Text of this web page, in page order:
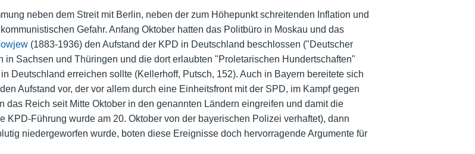
neben dem Streit mit Berlin, neben der zum Höhepunkt schreitenden Inflation und
Gefahr. Anfang Oktober hatten das Politbüro in Moskau und das
(1883-1936) den Aufstand der KPD in Deutschland beschlossen ("Deutscher
Sachsen und Thüringen und die dort erlaubten "Proletarischen Hundertschaften"
Deutschland erreichen sollte (Kellerhoff, Putsch, 152). Auch in Bayern bereitete sich
Aufstand vor, der vor allem durch eine Einheitsfront mit der SPD, im Kampf gegen
das Reich seit Mitte Oktober in den genannten Ländern eingreifen und damit die
Führung wurde am 20. Oktober von der bayerischen Polizei verhaftet), dann
niedergeworfen wurde, boten diese Ereignisse doch hervorragende Argumente für